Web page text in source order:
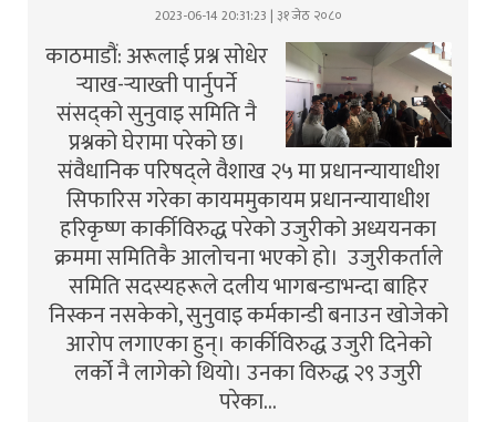
2023-06-14 20:31:23 | ३१ जेठ २०८०
काठमाडौं: अरूलाई प्रश्न सोधेर
र्‍याख-र्‍याख्ती पार्नुपर्ने
संसद्को सुनुवाइ समिति नै
प्रश्नको घेरामा परेको छ।
संवैधानिक परिषद्ले वैशाख २५ मा प्रधानन्यायाधीश
सिफारिस गरेका कायममुकायम प्रधानन्यायाधीश
हरिकृष्ण कार्कीविरुद्ध परेको उजुरीको अध्ययनका
क्रममा समितिकै आलोचना भएको हो। उजुरीकर्ताले
समिति सदस्यहरूले दलीय भागबन्डाभन्दा बाहिर
निस्कन नसकेको, सुनुवाइ कर्मकान्डी बनाउन खोजेको
आरोप लगाएका हुन्। कार्कीविरुद्ध उजुरी दिनेको
लर्को नै लागेको थियो। उनका विरुद्ध २९ उजुरी
परेका…